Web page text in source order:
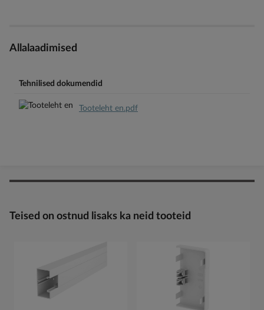
Allalaadimised
Tehnilised dokumendid
Tooteleht en.pdf
Teised on ostnud lisaks ka neid tooteid